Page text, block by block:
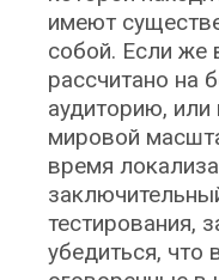
имеют
собой. Если же
рассчитано на
аудиторию, или
мировой
время
тестирования,
убедиться, что